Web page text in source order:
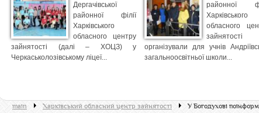
Дергачівської
районної філії
Харківського
обласного центру
зайнятості (далі – ХОЦЗ) у
Черкаськолозівському ліцеї...
районної
Харківського
обласного
зайнятості
організували для учнів
загальноосвітньої школи...
main Харківський обласний центр зайнятості
У Богодухові